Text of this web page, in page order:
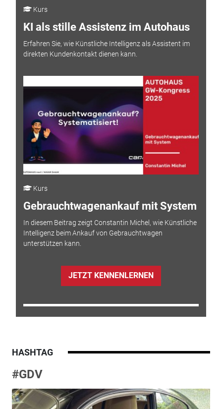
Kurs
KI als stille Assistenz im Autohaus
Erfahren Sie, wie Künstliche Intelligenz als Assistent im
direkten Kundenkontakt dienen kann.
Kurs
Gebrauchtwagenankauf mit System
In diesem Beitrag zeigt Constantin Michel, wie Künstliche
Intelligenz beim Ankauf von Gebrauchtwagen
unterstützen kann.
JETZT KENNENLERNEN
HASHTAG
#GDV